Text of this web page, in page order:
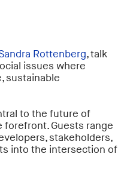
Rottenberg, talk
issues where
sustainable
to the future of
Guests range
stakeholders,
into the intersection of